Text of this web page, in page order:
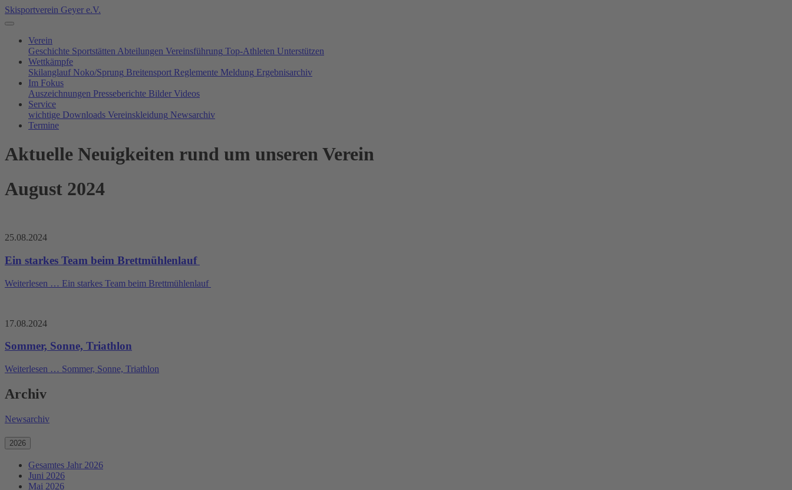
Skisportverein Geyer e.V.
Verein
Geschichte Sportstätten Abteilungen Vereinsführung Top-Athleten Unterstützen
Wettkämpfe
Skilanglauf Noko/Sprung Breitensport Reglemente Meldung Ergebnisarchiv
Im Fokus
Auszeichnungen Presseberichte Bilder Videos
Service
wichtige Downloads Vereinskleidung Newsarchiv
Termine
Aktuelle Neuigkeiten rund um unseren Verein
August 2024
25.08.2024
Ein starkes Team beim Brettmühlenlauf
Weiterlesen … Ein starkes Team beim Brettmühlenlauf
17.08.2024
Sommer, Sonne, Triathlon
Weiterlesen … Sommer, Sonne, Triathlon
Archiv
Newsarchiv
2026
Gesamtes Jahr 2026
Juni 2026
Mai 2026